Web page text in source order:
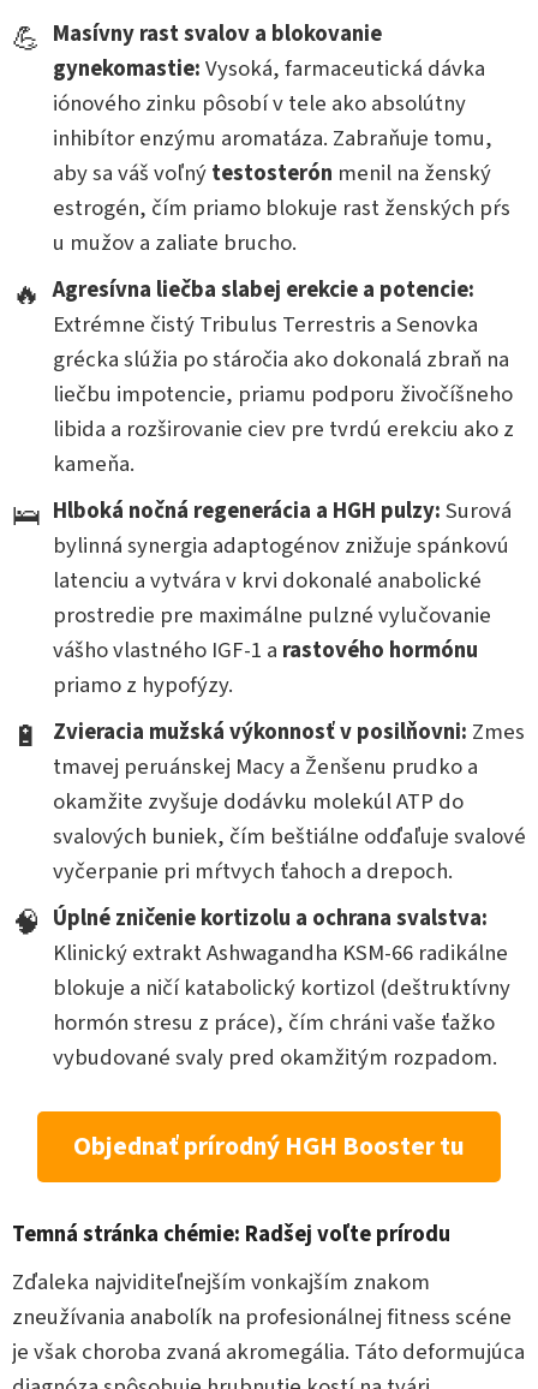
💪 Masívny rast svalov a blokovanie
gynekomastie:Vysoká, farmaceutická dávka
iónového zinku pôsobí v tele ako absolútny
inhibítor enzýmu aromatáza. Zabraňuje tomu,
aby sa váš voľnýtestosterón menil na ženský
estrogén, čím priamo blokuje rast ženských pŕs
u mužov a zaliate brucho.
🔥 Agresívna liečba slabej erekcie a potencie:
Extrémne čistý Tribulus Terrestris a Senovka
grécka slúžia po stáročia ako dokonalá zbraň na
liečbu impotencie, priamu podporu živočíšneho
libida a rozširovanie ciev pre tvrdú erekciu ako z
kameňa.
🛌 Hlboká nočná regenerácia a HGH pulzy:Surová
bylinná synergia adaptogénov znižuje spánkovú
latenciu a vytvára v krvi dokonalé anabolické
prostredie pre maximálne pulzné vylučovanie
vášho vlastného IGF-1 a rastového hormónu
priamo z hypofýzy.
🔋 Zvieracia mužská výkonnosť v posilňovni: Zmes
tmavej peruánskej Macy a Ženšenu prudko a
okamžite zvyšuje dodávku molekúl ATP do
svalových buniek, čím beštiálne odďaľuje svalové
vyčerpanie pri mŕtvych ťahoch a drepoch.
🧠 Úplné zničenie kortizolu a ochrana svalstva:
Klinický extrakt Ashwagandha KSM-66 radikálne
blokuje a ničí katabolický kortizol (deštruktívny
hormón stresu z práce), čím chráni vaše ťažko
vybudované svaly pred okamžitým rozpadom.
Objednať prírodný HGH Booster tu
Temná stránka chémie: Radšej voľte prírodu
Zďaleka najviditeľnejším vonkajším znakom
zneužívania anabolík na profesionálnej fitness scéne
je však choroba zvaná akromegália. Táto deformujúca